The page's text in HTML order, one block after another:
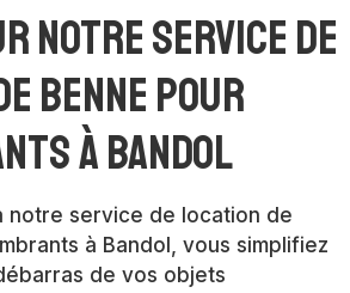
notre service de
benne pour
à Bandol
notre service de location de
à Bandol, vous simplifiez
de vos objets